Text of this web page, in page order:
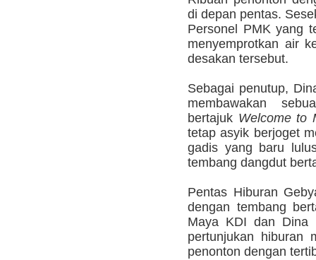
di depan pentas.
Personel PMK yang
menyemprotkan air
desakan tersebut.
Sebagai penutup,
membawakan
bertajuk Welcome to
tetap asyik berjoget
gadis yang baru
tembang dangdut
Pentas Hiburan
dengan tembang
Maya KDI dan Dina
pertunjukan hiburan
penonton dengan